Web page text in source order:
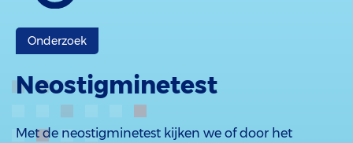
Onderzoek
Neostigminetest
Met de neostigminetest kijken we of door het